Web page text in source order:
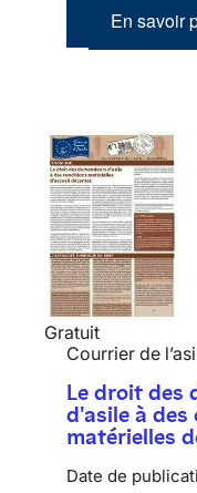
En savoir
Gratuit
Courrier de
Le droit des
d'asile à
matérielles
Date de